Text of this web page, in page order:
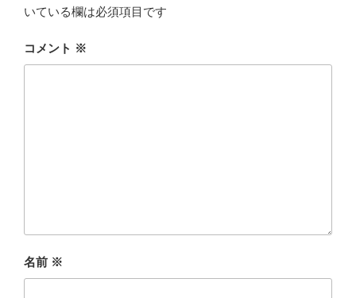
いている欄は必須項目です
コメント ※
名前 ※